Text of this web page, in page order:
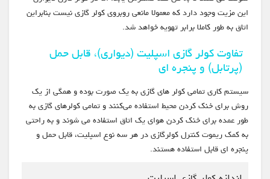
این مزیت وجود دارد که معمولا مانعی روبروی کولر گازی نیست بنابراین
اتاق به طور کاملا برابر تهویه خواهد شد.
تفاوت کولر گازی اسپلیت (دیواری)، قابل حمل
(پرتابل) و پنجره ای
سیستم کاری تمامی کولر های گازی به یک صورت بوده و همگی از یک
روش برای خنک کردن محیط استفاده می‌کنند و تمامی کولرهای گازی به
طور عمده برای خنک کردن هوای یک اتاق استفاده می شوند و به راحتی
به کمک ریموت کنترل کولرگازی در هر سه نوع اسپلیت، قابل حمل و
پنجره ای قابل استفاده هستند.